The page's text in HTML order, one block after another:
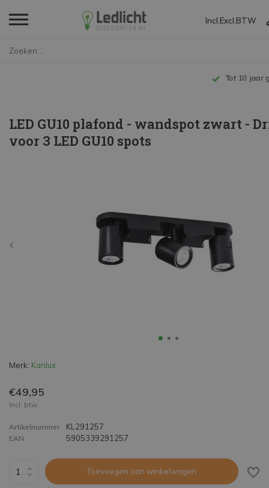
Incl. Excl. BTW
Tot 10 jaar garantie
LED GU10 plafond - wandspot zwart -
voor 3 LED GU10 spots
Merk: Kanlux
€49,95
Incl. btw
Artikelnummer KL291257
EAN 5905339291257
Toevoegen aan winkelwagen